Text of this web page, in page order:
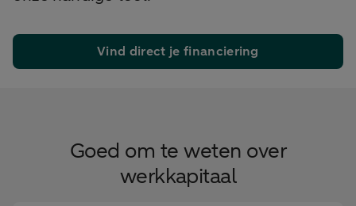
Vind direct je financiering
Goed om te weten over
werkkapitaal